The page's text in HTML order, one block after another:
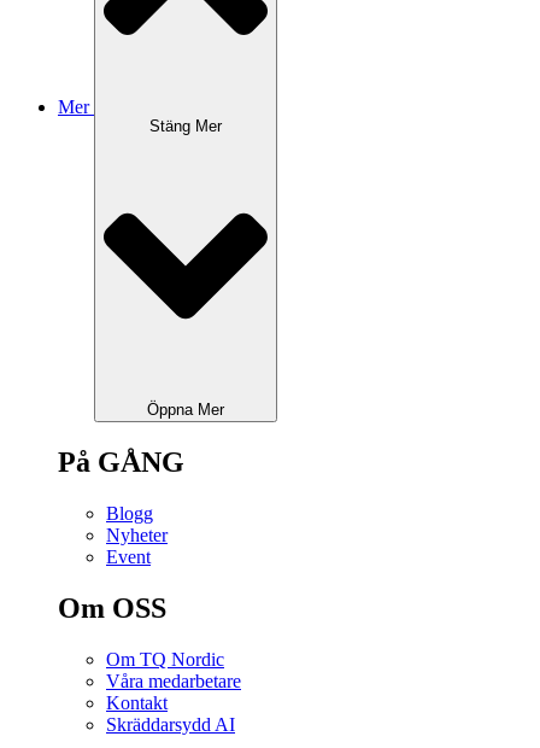
Mer
Stäng Mer
Öppna Mer
På GÅNG
Blogg
Nyheter
Event
Om OSS
Om TQ Nordic
Våra medarbetare
Kontakt
Skräddarsydd AI